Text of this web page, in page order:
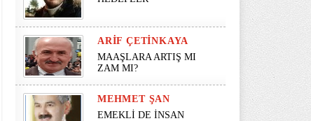
ARIF ÇETINKAYA
MAAŞLARA ARTIŞ MI
ZAM MI?
MEHMET ŞAN
EMEKLİ DE İNSAN